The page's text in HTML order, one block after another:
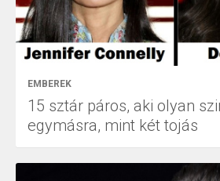
EMBEREK
15 sztár páros, aki olyan
egymásra, mint két tojás